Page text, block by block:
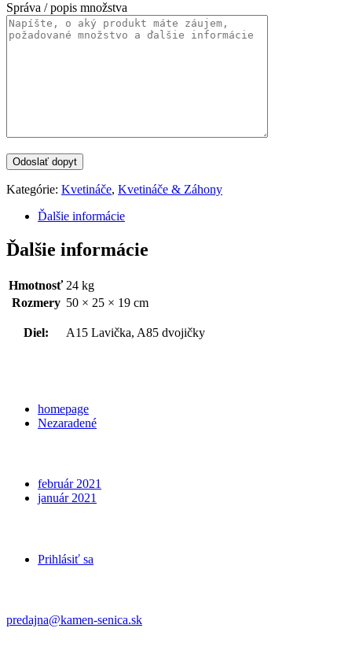
Správa / popis množstva
Kategórie: Kvetináče, Kvetináče & Záhony
Ďalšie informácie
Ďalšie informácie
Hmotnosť 24 kg
Rozmery 50 × 25 × 19 cm
Diel: A15 Lavička, A85 dvojičky
homepage
Nezaradené
február 2021
január 2021
Prihlásiť sa
predajna@kamen-senica.sk